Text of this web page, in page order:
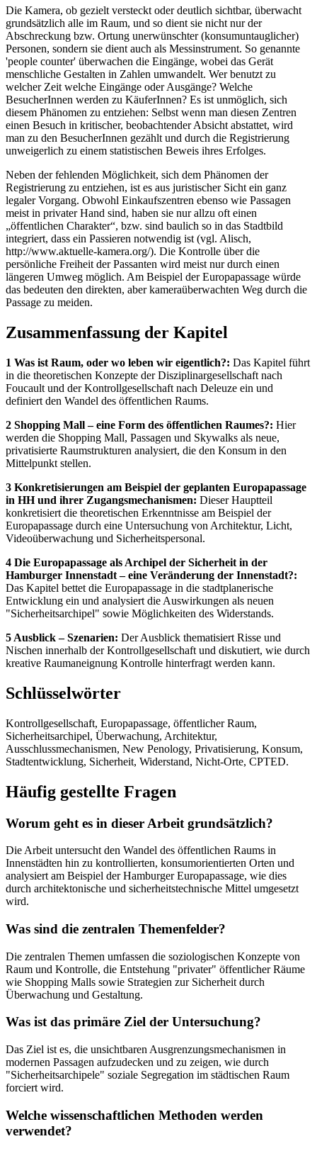
Die Kamera, ob gezielt versteckt oder deutlich sichtbar, überwacht
grundsätzlich alle im Raum, und so dient sie nicht nur der
Abschreckung bzw. Ortung unerwünschter (konsumuntauglicher)
Personen, sondern sie dient auch als Messinstrument. So genannte
'people counter' überwachen die Eingänge, wobei das Gerät
menschliche Gestalten in Zahlen umwandelt. Wer benutzt zu
welcher Zeit welche Eingänge oder Ausgänge? Welche
BesucherInnen werden zu KäuferInnen? Es ist unmöglich, sich
diesem Phänomen zu entziehen: Selbst wenn man diesen Zentren
einen Besuch in kritischer, beobachtender Absicht abstattet, wird
man zu den BesucherInnen gezählt und durch die Registrierung
unweigerlich zu einem statistischen Beweis ihres Erfolges.
Neben der fehlenden Möglichkeit, sich dem Phänomen der
Registrierung zu entziehen, ist es aus juristischer Sicht ein ganz
legaler Vorgang. Obwohl Einkaufszentren ebenso wie Passagen
meist in privater Hand sind, haben sie nur allzu oft einen
„öffentlichen Charakter“, bzw. sind baulich so in das Stadtbild
integriert, dass ein Passieren notwendig ist (vgl. Alisch,
http://www.aktuelle-kamera.org/). Die Kontrolle über die
persönliche Freiheit der Passanten wird meist nur durch einen
längeren Umweg möglich. Am Beispiel der Europapassage würde
das bedeuten den direkten, aber kameraüberwachten Weg durch die
Passage zu meiden.
Zusammenfassung der Kapitel
1 Was ist Raum, oder wo leben wir eigentlich?: Das Kapitel führt
in die theoretischen Konzepte der Disziplinargesellschaft nach
Foucault und der Kontrollgesellschaft nach Deleuze ein und
definiert den Wandel des öffentlichen Raums.
2 Shopping Mall – eine Form des öffentlichen Raumes?: Hier
werden die Shopping Mall, Passagen und Skywalks als neue,
privatisierte Raumstrukturen analysiert, die den Konsum in den
Mittelpunkt stellen.
3 Konkretisierungen am Beispiel der geplanten Europapassage
in HH und ihrer Zugangsmechanismen: Dieser Hauptteil
konkretisiert die theoretischen Erkenntnisse am Beispiel der
Europapassage durch eine Untersuchung von Architektur, Licht,
Videoüberwachung und Sicherheitspersonal.
4 Die Europapassage als Archipel der Sicherheit in der
Hamburger Innenstadt – eine Veränderung der Innenstadt?:
Das Kapitel bettet die Europapassage in die stadtplanerische
Entwicklung ein und analysiert die Auswirkungen als neuen
"Sicherheitsarchipel" sowie Möglichkeiten des Widerstands.
5 Ausblick – Szenarien: Der Ausblick thematisiert Risse und
Nischen innerhalb der Kontrollgesellschaft und diskutiert, wie durch
kreative Raumaneignung Kontrolle hinterfragt werden kann.
Schlüsselwörter
Kontrollgesellschaft, Europapassage, öffentlicher Raum,
Sicherheitsarchipel, Überwachung, Architektur,
Ausschlussmechanismen, New Penology, Privatisierung, Konsum,
Stadtentwicklung, Sicherheit, Widerstand, Nicht-Orte, CPTED.
Häufig gestellte Fragen
Worum geht es in dieser Arbeit grundsätzlich?
Die Arbeit untersucht den Wandel des öffentlichen Raums in
Innenstädten hin zu kontrollierten, konsumorientierten Orten und
analysiert am Beispiel der Hamburger Europapassage, wie dies
durch architektonische und sicherheitstechnische Mittel umgesetzt
wird.
Was sind die zentralen Themenfelder?
Die zentralen Themen umfassen die soziologischen Konzepte von
Raum und Kontrolle, die Entstehung "privater" öffentlicher Räume
wie Shopping Malls sowie Strategien zur Sicherheit durch
Überwachung und Gestaltung.
Was ist das primäre Ziel der Untersuchung?
Das Ziel ist es, die unsichtbaren Ausgrenzungsmechanismen in
modernen Passagen aufzudecken und zu zeigen, wie durch
"Sicherheitsarchipele" soziale Segregation im städtischen Raum
forciert wird.
Welche wissenschaftlichen Methoden werden
verwendet?